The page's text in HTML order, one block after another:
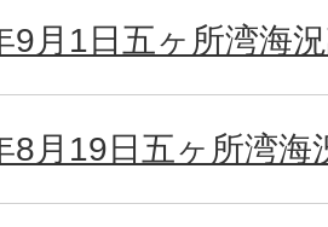
9月1日五ヶ所湾海
8月19日五ヶ所湾海